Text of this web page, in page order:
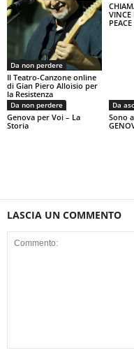
Da non perdere
Il Teatro-Canzone online
di Gian Piero Alloisio per
la Resistenza
VINCE
Da non perdere
Genova per Voi – La
Storia
Da
Sono
LASCIA UN COMMENTO